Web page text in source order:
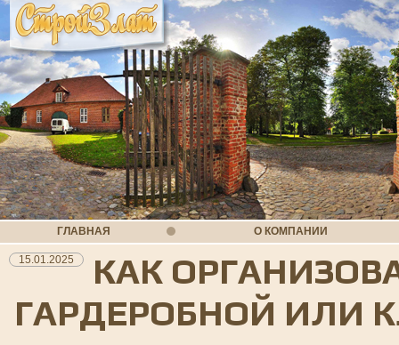
ГЛАВНАЯ О КОМПАНИИ
15.01.2025
КАК
ГАРДЕРОБНОЙ ИЛИ